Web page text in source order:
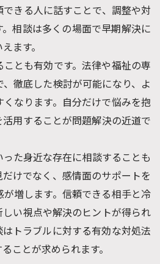
きる人に話すことで、調整や対
相談は多くの場面で早期解決に
ます。
とも有効です。法律や福祉の専
徹底した検討が可能になり、よ
なります。自分だけで悩みを抱
用することが問題解決の近道で
た身近な存在に相談することも
けでなく、感情面のサポートを
増します。信頼できる相手と冷
い視点や解決のヒントが得られ
トラブルに対する有効な対処法
ことが求められます。